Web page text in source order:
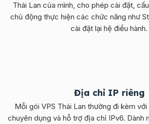
Thái Lan của mình, cho phép cài đặt,
chủ động thực hiện các chức năng như
cài đặt lại hệ điều hành.
Địa chỉ IP riêng
Mỗi gói VPS Thái Lan thường đi kèm
chuyên dụng và hỗ trợ địa chỉ IPv6. Dành